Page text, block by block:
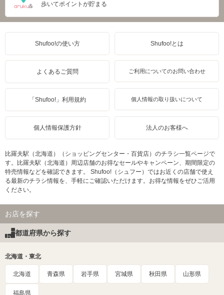
歩いてポイントが貯まる
Shufoo!の使い方 Shufoo!とは
よくあるご質問 ご利用についてのお問い合わせ
「Shufoo!」利用規約 個人情報の取り扱いについて
個人情報保護方針 法人のお客様へ
比羅夫駅（北海道）（ショッピングセンター・百貨店）のチラシ一覧ページで
す。比羅夫駅（北海道）周辺店舗のお得なセールやキャンペーン、期間限定の
特売情報などを確認できます。 Shufoo!（シュフー）ではお近くの店舗で使え
る最新のチラシ情報を、手軽にご確認いただけます。お得な情報をぜひご活用
ください。
お店を探す
都道府県から探す
北海道・東北
北海道 青森県 岩手県 宮城県 秋田県 山形県
福島県